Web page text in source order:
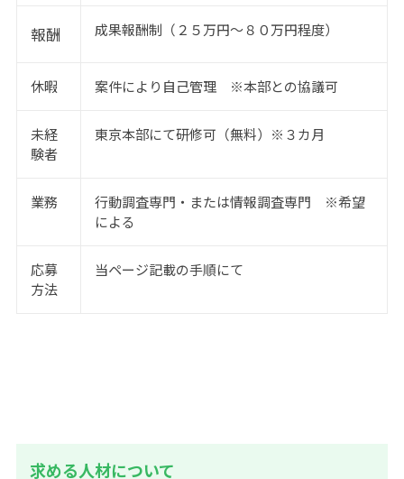
報酬 成果報酬制（２５万円～８０万円程度）
休暇 案件により自己管理 ※本部との協議可
未経
験者
東京本部にて研修可（無料）※３カ月
業務
行動調査専門・または情報調査専門 ※希望
による
応募
方法
当ページ記載の手順にて
求める人材について